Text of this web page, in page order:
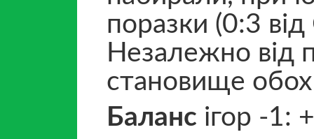
поразки (0:3
Незалежно від
становище
Баланс ігор -1: